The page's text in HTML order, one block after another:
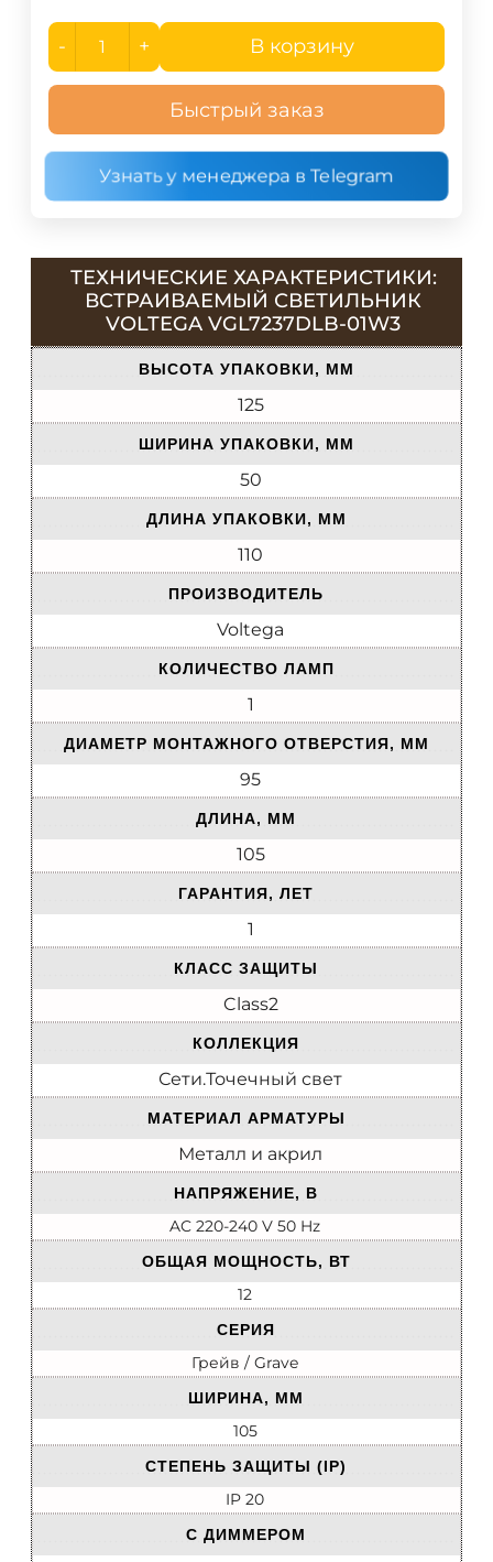
- + В корзину
Быстрый заказ
Узнать у менеджера в Telegram
ТЕХНИЧЕСКИЕ ХАРАКТЕРИСТИКИ:
ВСТРАИВАЕМЫЙ СВЕТИЛЬНИК
VOLTEGA VGL7237DLB-01W3
ВЫСОТА УПАКОВКИ, ММ
125
ШИРИНА УПАКОВКИ, ММ
50
ДЛИНА УПАКОВКИ, ММ
110
ПРОИЗВОДИТЕЛЬ
Voltega
КОЛИЧЕСТВО ЛАМП
1
ДИАМЕТР МОНТАЖНОГО ОТВЕРСТИЯ, ММ
95
ДЛИНА, ММ
105
ГАРАНТИЯ, ЛЕТ
1
КЛАСС ЗАЩИТЫ
Class2
КОЛЛЕКЦИЯ
Сети.Точечный свет
МАТЕРИАЛ АРМАТУРЫ
Металл и акрил
НАПРЯЖЕНИЕ, В
AC 220-240 V 50 Hz
ОБЩАЯ МОЩНОСТЬ, ВТ
12
СЕРИЯ
Грейв / Grave
ШИРИНА, ММ
105
СТЕПЕНЬ ЗАЩИТЫ (IP)
IP 20
С ДИММЕРОМ